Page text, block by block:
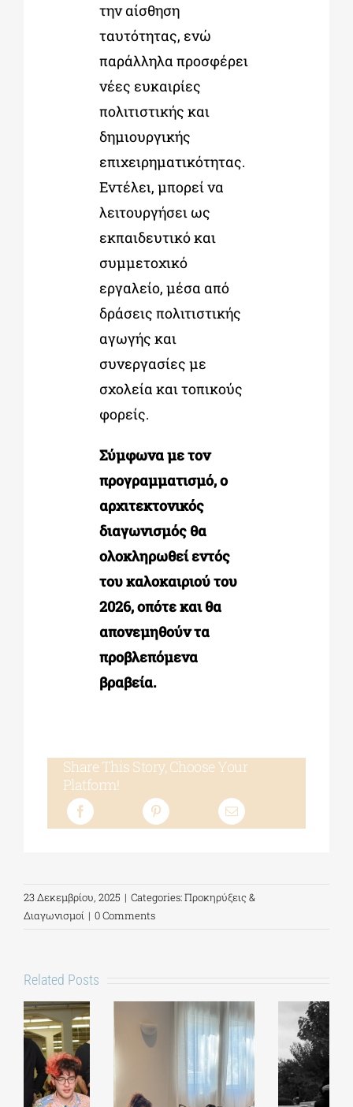
την αίσθηση
ταυτότητας, ενώ
παράλληλα προσφέρει
νέες ευκαιρίες
πολιτιστικής και
δημιουργικής
επιχειρηματικότητας.
Εντέλει, μπορεί να
λειτουργήσει ως
εκπαιδευτικό και
συμμετοχικό
εργαλείο, μέσα από
δράσεις πολιτιστικής
αγωγής και
συνεργασίες με
σχολεία και τοπικούς
φορείς.
Σύμφωνα με τον
προγραμματισμό, ο
αρχιτεκτονικός
διαγωνισμός θα
ολοκληρωθεί εντός
του καλοκαιριού του
2026, οπότε και θα
απονεμηθούν τα
προβλεπόμενα
βραβεία.
Share This Story, Choose Your
Platform!
23 Δεκεμβρίου, 2025 | Categories:Προκηρύξεις &
Διαγωνισμοί | 0 Comments
Related Posts